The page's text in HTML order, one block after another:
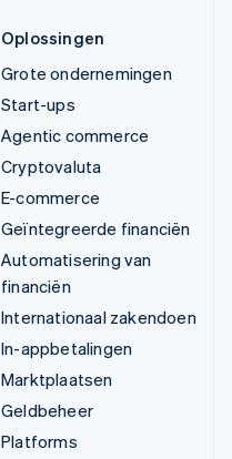
Oplossingen
Grote ondernemingen
Start-ups
Agentic commerce
Cryptovaluta
E-commerce
Geïntegreerde financiën
Automatisering van
financiën
Internationaal zakendoen
In-appbetalingen
Marktplaatsen
Geldbeheer
Platforms